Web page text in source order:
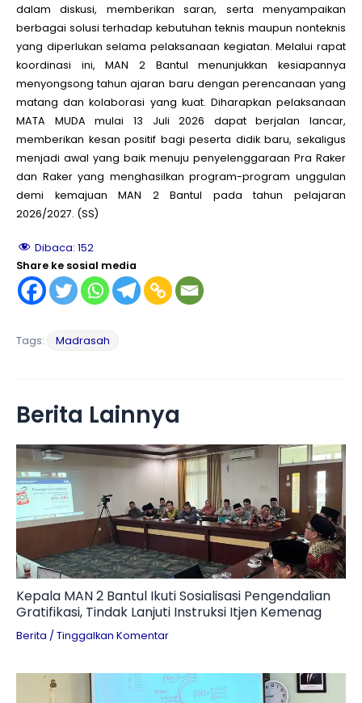
dalam diskusi, memberikan saran, serta menyampaikan
berbagai solusi terhadap kebutuhan teknis maupun nonteknis
yang diperlukan selama pelaksanaan kegiatan. Melalui rapat
koordinasi ini, MAN 2 Bantul menunjukkan kesiapannya
menyongsong tahun ajaran baru dengan perencanaan yang
matang dan kolaborasi yang kuat. Diharapkan pelaksanaan
MATA MUDA mulai 13 Juli 2026 dapat berjalan lancar,
memberikan kesan positif bagi peserta didik baru, sekaligus
menjadi awal yang baik menuju penyelenggaraan Pra Raker
dan Raker yang menghasilkan program-program unggulan
demi kemajuan MAN 2 Bantul pada tahun pelajaran
2026/2027. (SS)
Dibaca: 152
Share ke sosial media
Tags: Madrasah
Berita Lainnya
Kepala MAN 2 Bantul Ikuti Sosialisasi Pengendalian
Gratifikasi, Tindak Lanjuti Instruksi Itjen Kemenag
Berita / Tinggalkan Komentar